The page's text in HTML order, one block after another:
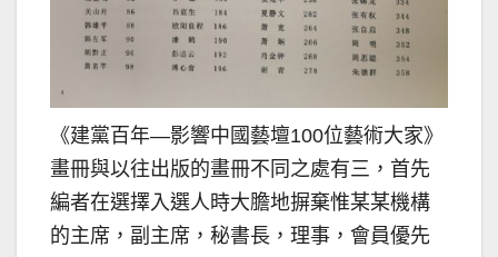
《建黨百年—影響中國藝壇100位藝術大家》
畫冊與以往出版的畫冊不同之處有三，首先
編者在選擇入選人時大膽地摒棄惟某某機構
的主席，副主席，秘書長，理事，會員優先